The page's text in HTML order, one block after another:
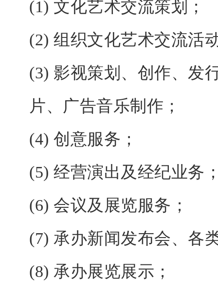
(1) 文化艺术交流策划；
(2) 组织文化艺术交流活
(3) 影视策划、创作、发
片、广告音乐制作；
(4) 创意服务；
(5) 经营演出及经纪业务
(6) 会议及展览服务；
(7) 承办新闻发布会、各
(8) 承办展览展示；